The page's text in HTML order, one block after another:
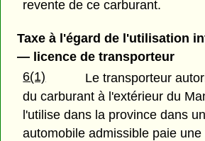
revente de ce carburant.
Taxe à l'égard de l'utilisation
— licence de transporteur
6(1)
Le transporteur
du carburant à l'extérieur du
l'utilise dans la province dans
automobile admissible paie